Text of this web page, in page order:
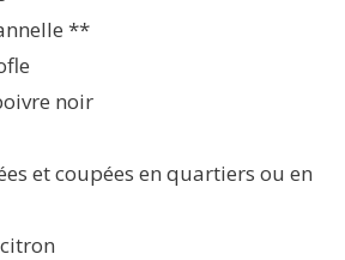
**
noir
et coupées en quartiers ou en
citron